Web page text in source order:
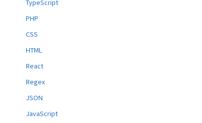
TypeScript
PHP
CSS
HTML
React
Regex
JSON
JavaScript